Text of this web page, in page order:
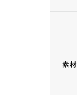
素材